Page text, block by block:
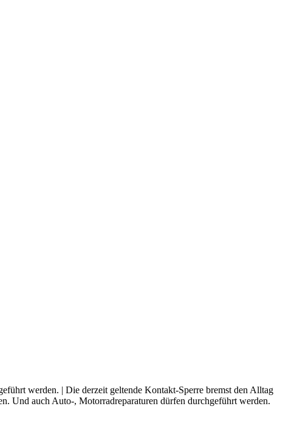
werden. | Die derzeit geltende Kontakt-Sperre bremst den Alltag
Und auch Auto-, Motorradreparaturen dürfen durchgeführt werden.